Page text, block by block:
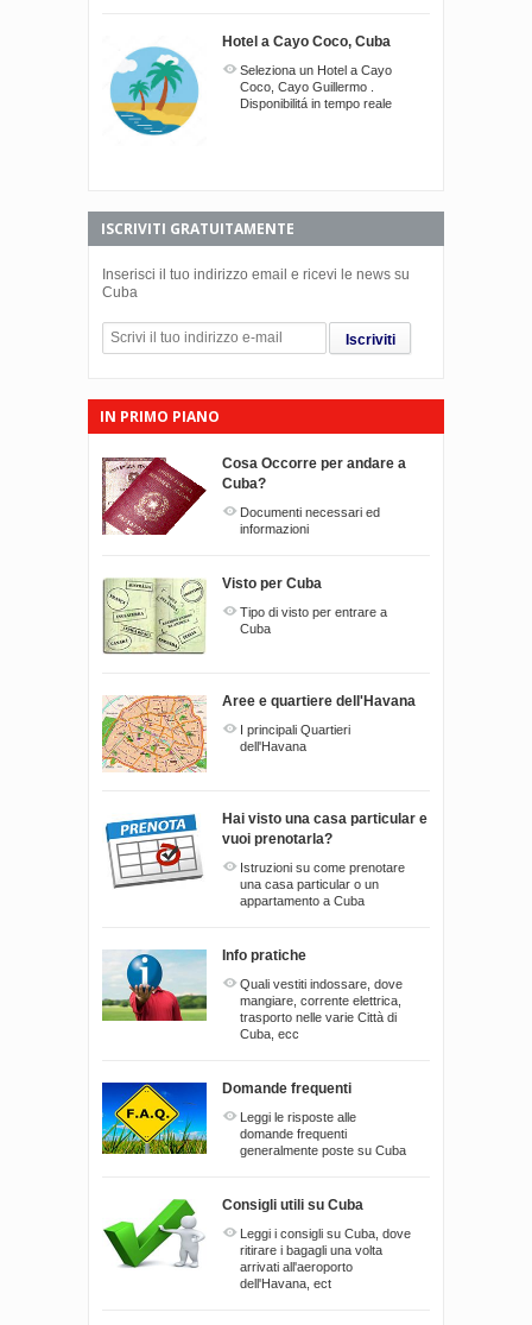
Hotel a Cayo Coco, Cuba
Seleziona un Hotel a Cayo
Coco, Cayo Guillermo .
Disponibilitá in tempo reale
ISCRIVITI GRATUITAMENTE
Inserisci il tuo indirizzo email e ricevi le news su
Cuba
Iscriviti
IN PRIMO PIANO
Cosa Occorre per andare a
Cuba?
Documenti necessari ed
informazioni
Visto per Cuba
Tipo di visto per entrare a
Cuba
Aree e quartiere dell'Havana
I principali Quartieri
dell'Havana
Hai visto una casa particular e
vuoi prenotarla?
Istruzioni su come prenotare
una casa particular o un
appartamento a Cuba
Info pratiche
Quali vestiti indossare, dove
mangiare, corrente elettrica,
trasporto nelle varie Città di
Cuba, ecc
Domande frequenti
Leggi le risposte alle
domande frequenti
generalmente poste su Cuba
Consigli utili su Cuba
Leggi i consigli su Cuba, dove
ritirare i bagagli una volta
arrivati all'aeroporto
dell'Havana, ect